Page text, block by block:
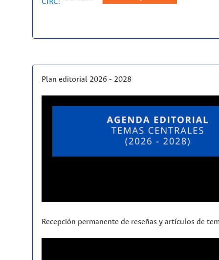
Plan editorial 2026 - 2028
Recepción permanente de reseñas y artículos de